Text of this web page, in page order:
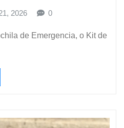
2026 0
de Emergencia, o Kit de